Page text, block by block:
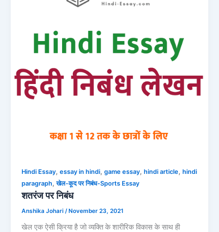
Hindi Essay,essay in hindi,game essay,hindi article,hindi
paragraph,खेल-कूद पर निबंध-Sports Essay
शतरंज पर निबंध
Anshika Johari/ November 23, 2021
खेल एक ऐसी क्रिया है जो व्यक्ति के शारीरिक विकास के साथ ही